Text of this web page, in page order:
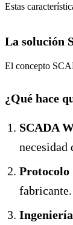
Estas
La solución
El concepto
¿Qué hace
SCADA
Protocolo
fabricante.